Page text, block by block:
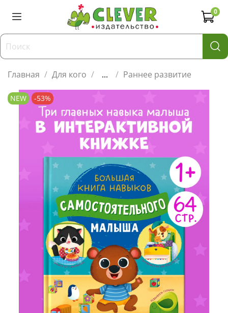
0
Главная Для кого ... Раннее развитие
NEW -53%